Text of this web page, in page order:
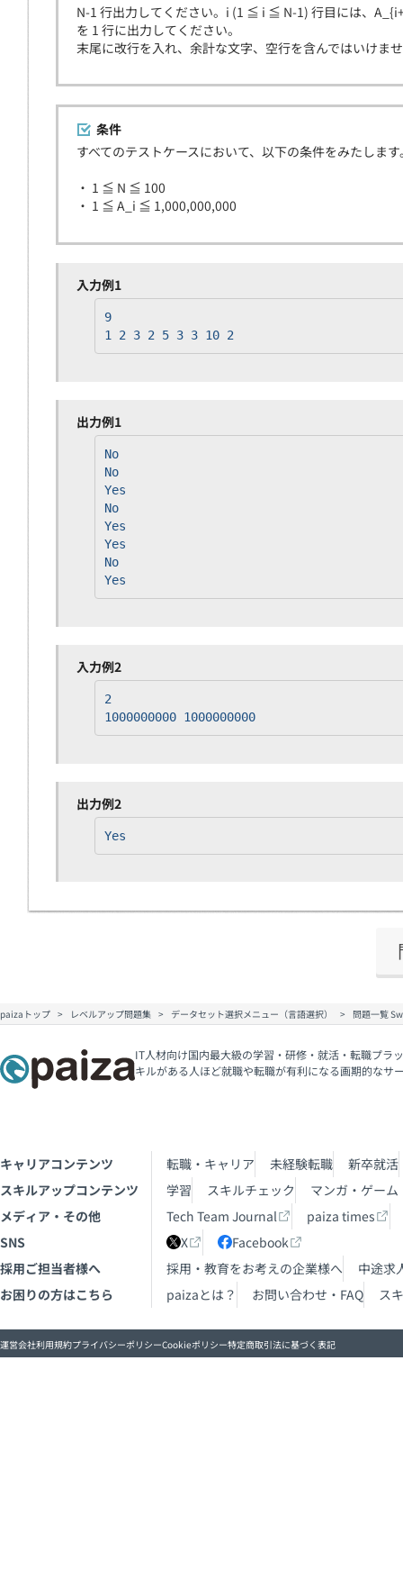
N-1 行出力してください。i (1 ≦ i ≦ N-1) 行目には、
を 1 行に出力してください。
末尾に改行を入れ、余計な文字、空行を含んではいけま
条件
すべてのテストケースにおいて、以下の条件をみたします
・ 1 ≦ N ≦ 100
・ 1 ≦ A_i ≦ 1,000,000,000
入力例1
9
1 2 3 2 5 3 3 10 2
出力例1
No
No
Yes
No
Yes
Yes
No
Yes
入力例2
2
1000000000 1000000000
出力例2
Yes
paizaトップ レベルアップ問題集 データセット選択メニュー（言語選択） 問題一覧
IT人材向け国内最大級の学習・研修・就活・転職プラ
キルがある人ほど就職や転職が有利になる画期的なサ
キャリアコンテンツ 転職・キャリア 未経験転職
新卒就活
スキルアップコンテンツ
学習 スキルチェック
マンガ・ゲーム
メディア・その他
Tech Team Journal
paiza times
SNS
X
Facebook
採用ご担当者様へ
採用・教育をお考えの企業様へ
中途求
お困りの方はこちら
paizaとは？ お問い合わせ・FAQ ス
運営会社利用規約プライバシーポリシーCookieポリシー特定商取引法に基づく表記